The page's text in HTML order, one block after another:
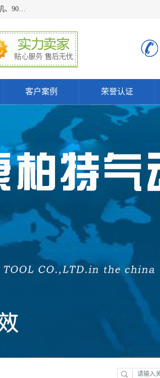
宁波上椿进出口有限公司是日本COMPACT康柏特，原装进口，进口代理商批发, 提供450PL气动抛光机、715A2气动抛光机、905A4打磨机、935GS打磨机、913W-5水磨机、450PL抛光机、715A2抛光机、935GS齿轮抛光机、905A4气动打磨机、价格实惠,欢迎来电咨询.
客户案例 荣誉认证